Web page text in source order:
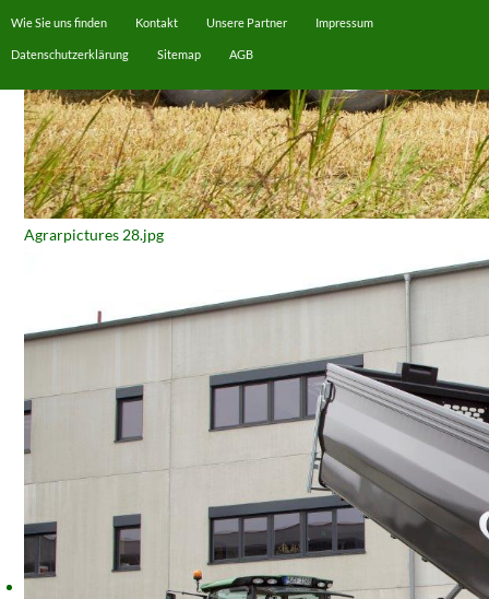
Agrarpictures 28.jpg
Wie Sie uns finden Kontakt Unsere Partner Impressum
Datenschutzerklärung Sitemap AGB